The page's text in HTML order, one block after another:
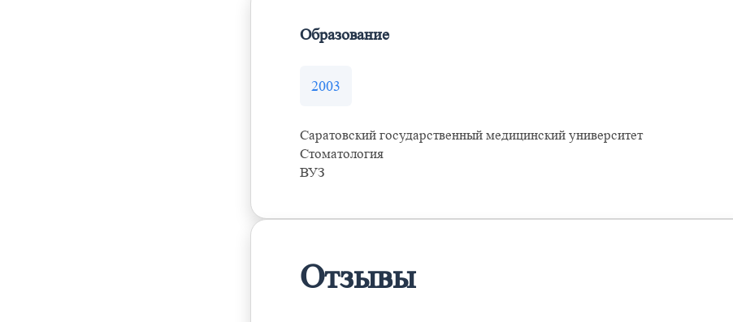
Образование
2003
Саратовский государственный медицинский университет
Стоматология
ВУЗ
Отзывы